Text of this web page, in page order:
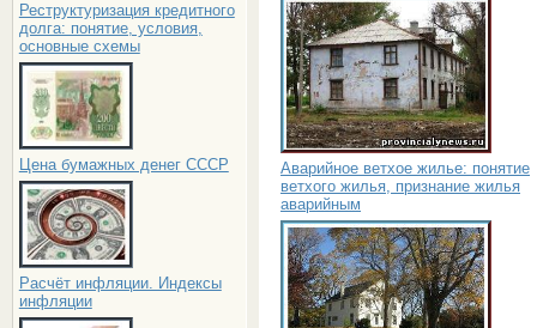
Реструктуризация кредитного
долга: понятие, условия,
основные схемы
Цена бумажных денег СССР
Расчёт инфляции. Индексы
инфляции
Аварийное ветхое жилье: понятие
ветхого жилья, признание жилья
аварийным